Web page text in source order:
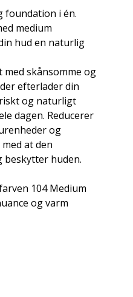
foundation i én.
medium
hud en naturlig
skånsomme og
efterlader din
og naturligt
dagen. Reducerer
og
at den
huden.
104 Medium
og varm